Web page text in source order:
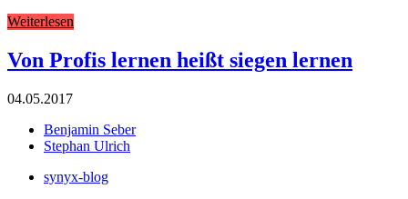
Weiterlesen
Von Profis lernen heißt siegen lernen
04.05.2017
Benjamin Seber
Stephan Ulrich
synyx-blog